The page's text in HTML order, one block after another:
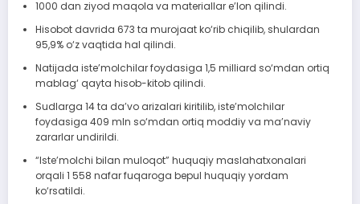
1000 dan ziyod maqola va materiallar e’lon qilindi.
Hisobot davrida 673 ta murojaat ko‘rib chiqilib, shulardan
95,9% o‘z vaqtida hal qilindi.
Natijada iste’molchilar foydasiga 1,5 milliard so‘mdan ortiq
mablag‘ qayta hisob-kitob qilindi.
Sudlarga 14 ta da’vo arizalari kiritilib, iste’molchilar
foydasiga 409 mln so‘mdan ortiq moddiy va ma’naviy
zararlar undirildi.
“Iste’molchi bilan muloqot” huquqiy maslahatxonalari
orqali 1 558 nafar fuqaroga bepul huquqiy yordam
ko‘rsatildi.